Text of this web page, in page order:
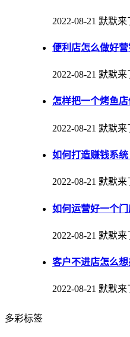
2022-08-21 默默来
便利店怎么做好营
2022-08-21 默默来
怎样把一个烤鱼店
2022-08-21 默默来
如何打造赚钱系统
2022-08-21 默默来
如何运营好一个门
2022-08-21 默默来
客户不进店怎么想
2022-08-21 默默来
多彩标签